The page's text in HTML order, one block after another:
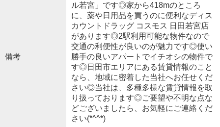
備考
ル若宮」です◎家から418mのところ
に、薬や日用品を買うのに便利なディス
カウントドラッグ コスモス 日田若宮店
があります◎2駅利用可能な物件なので
交通の利便性が良いのが魅力です◎使い
勝手の良いアパートでイチオシの物件で
す◎日田市エリアにある賃貸情報のこと
なら、地域に密着した当社へお任せくだ
さい◎当社は、多種多様な賃貸情報を取
り扱っております◎ご要望や不明な点な
どございましたら、お気軽にご連絡くだ
さい(*^^*)